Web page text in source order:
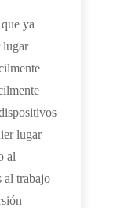
ya
lugar
lugar
al
al trabajo